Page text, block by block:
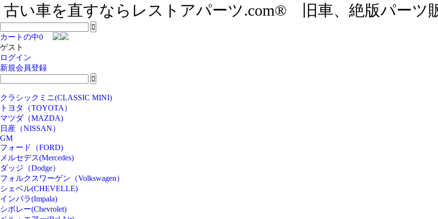
古い車を直すならレストアパーツ.com® 旧車、絶版パーツ
カートの中0
ゲスト
ログイン
新規会員登録
クラシックミニ(CLASSIC MINI)
トヨタ（TOYOTA）
マツダ（MAZDA)
日産（NISSAN）
GM
フォード（FORD)
メルセデス(Mercedes)
ダッジ（Dodge）
フォルクスワーゲン（Volkswagen）
シェベル(CHEVELLE)
インパラ(Impala)
シボレー(Chevrolet)